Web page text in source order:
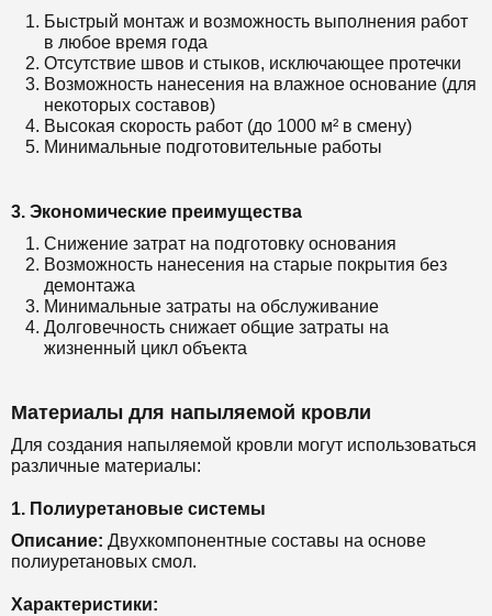
Быстрый монтаж и возможность выполнения работ
в любое время года
Отсутствие швов и стыков, исключающее протечки
Возможность нанесения на влажное основание (для
некоторых составов)
Высокая скорость работ (до 1000 м² в смену)
Минимальные подготовительные работы
3. Экономические преимущества
Снижение затрат на подготовку основания
Возможность нанесения на старые покрытия без
демонтажа
Минимальные затраты на обслуживание
Долговечность снижает общие затраты на
жизненный цикл объекта
Материалы для напыляемой кровли
Для создания напыляемой кровли могут использоваться
различные материалы:
1. Полиуретановые системы
Описание: Двухкомпонентные составы на основе
полиуретановых смол.
Характеристики: